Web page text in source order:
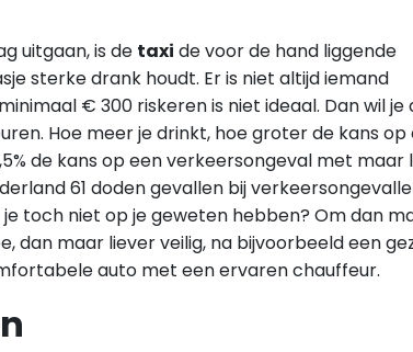
uitgaan, is de taxi de voor de hand liggende
sterke drank houdt. Er is niet altijd iemand
€ 300 riskeren is niet ideaal. Dan wil je
Hoe meer je drinkt, hoe groter de kans op
de kans op een verkeersongeval met maar
61 doden gevallen bij
toch niet op je geweten hebben? Om dan
dan maar liever veilig, na bijvoorbeeld een
auto met een ervaren chauffeur.